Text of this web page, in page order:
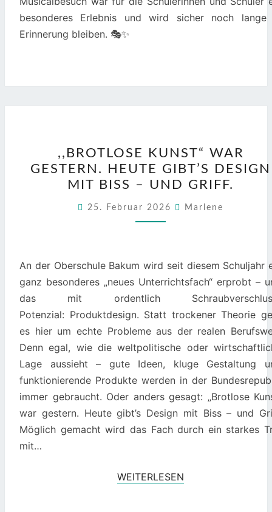
besonderes Erlebnis und wird sicher noch lange
Erinnerung bleiben. 🎭✨
KUNST“
WAR
GESTERN.
HEUTE
GIBT’S
BISS
–
UND
GRIFF.
,,BROTLOSE KUNST“ WAR
GESTERN. HEUTE GIBT’S DESIGN
MIT BISS – UND GRIFF.
25. Februar 2026 Marlene
An der Oberschule Bakum wird seit diesem Schuljahr
ganz besonderes „neues Unterrichtsfach“ erprobt –
das mit ordentlich
Potenzial: Produktdesign. Statt trockener Theorie
es hier um echte Probleme aus der realen
Denn egal, wie die weltpolitische oder
Lage aussieht – gute Ideen, kluge Gestaltung
funktionierende Produkte werden in der
immer gebraucht. Oder anders gesagt: „Brotlose
war gestern. Heute gibt’s Design mit Biss – und
Möglich gemacht wird das Fach durch ein starkes
mit…
WEITERLESEN